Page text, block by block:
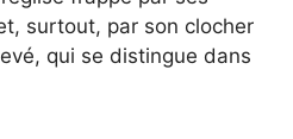
surtout, par son clocher
qui se distingue dans